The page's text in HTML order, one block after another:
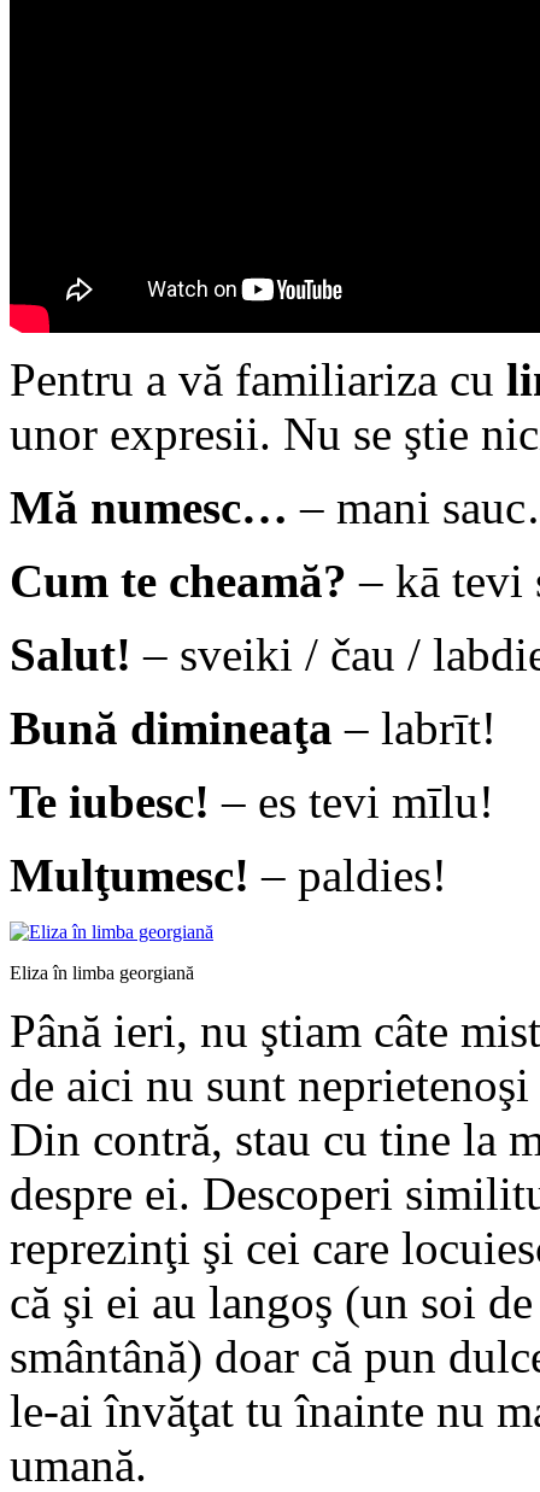
Pentru a vă familiariza cu
unor expresii. Nu se ştie
Mă numesc… – mani
Cum te cheamă? – kā tevi
Salut! – sveiki / čau /
Bună dimineaţa – labrīt!
Te iubesc! – es tevi mīlu!
Mulţumesc! – paldies!
Eliza în limba georgiană
Până ieri, nu ştiam câte
de aici nu sunt
Din contră, stau cu tine la
despre ei. Descoperi
reprezinţi şi cei care
că şi ei au langoş (un soi
smântână) doar că pun
le-ai învăţat tu înainte nu
umană.